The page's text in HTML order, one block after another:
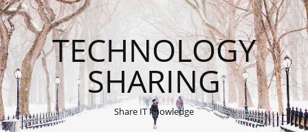
TECHNOLOGY
SHARING
Share IT knowledge